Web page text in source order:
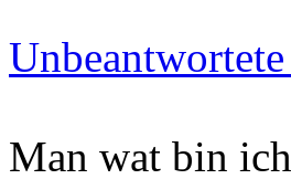
Man wat bin